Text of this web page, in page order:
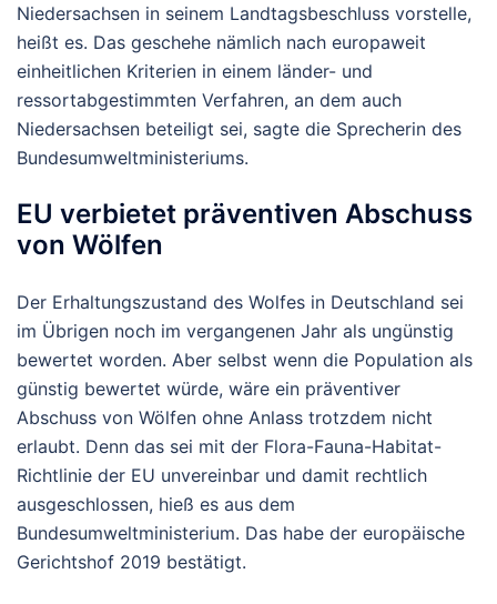
Niedersachsen in seinem Landtagsbeschluss vorstelle,
heißt es. Das geschehe nämlich nach europaweit
einheitlichen Kriterien in einem länder- und
ressortabgestimmten Verfahren, an dem auch
Niedersachsen beteiligt sei, sagte die Sprecherin des
Bundesumweltministeriums.
EU verbietet präventiven Abschuss
von Wölfen
Der Erhaltungszustand des Wolfes in Deutschland sei
im Übrigen noch im vergangenen Jahr als ungünstig
bewertet worden. Aber selbst wenn die Population als
günstig bewertet würde, wäre ein präventiver
Abschuss von Wölfen ohne Anlass trotzdem nicht
erlaubt. Denn das sei mit der Flora-Fauna-Habitat-
Richtlinie der EU unvereinbar und damit rechtlich
ausgeschlossen, hieß es aus dem
Bundesumweltministerium. Das habe der europäische
Gerichtshof 2019 bestätigt.